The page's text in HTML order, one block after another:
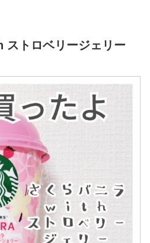
ストロベリージェリー